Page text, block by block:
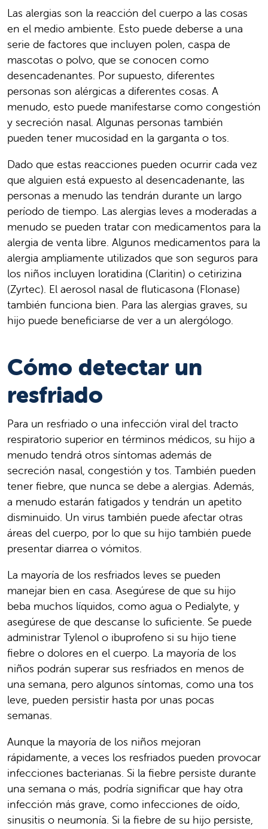
Las alergias son la reacción del cuerpo a las cosas
en el medio ambiente. Esto puede deberse a una
serie de factores que incluyen polen, caspa de
mascotas o polvo, que se conocen como
desencadenantes. Por supuesto, diferentes
personas son alérgicas a diferentes cosas. A
menudo, esto puede manifestarse como congestión
y secreción nasal. Algunas personas también
pueden tener mucosidad en la garganta o tos.
Dado que estas reacciones pueden ocurrir cada vez
que alguien está expuesto al desencadenante, las
personas a menudo las tendrán durante un largo
período de tiempo. Las alergias leves a moderadas a
menudo se pueden tratar con medicamentos para la
alergia de venta libre. Algunos medicamentos para la
alergia ampliamente utilizados que son seguros para
los niños incluyen loratidina (Claritin) o cetirizina
(Zyrtec). El aerosol nasal de fluticasona (Flonase)
también funciona bien. Para las alergias graves, su
hijo puede beneficiarse de ver a un alergólogo.
Cómo detectar un
resfriado
Para un resfriado o una infección viral del tracto
respiratorio superior en términos médicos, su hijo a
menudo tendrá otros síntomas además de
secreción nasal, congestión y tos. También pueden
tener fiebre, que nunca se debe a alergias. Además,
a menudo estarán fatigados y tendrán un apetito
disminuido. Un virus también puede afectar otras
áreas del cuerpo, por lo que su hijo también puede
presentar diarrea o vómitos.
La mayoría de los resfriados leves se pueden
manejar bien en casa. Asegúrese de que su hijo
beba muchos líquidos, como agua o Pedialyte, y
asegúrese de que descanse lo suficiente. Se puede
administrar Tylenol o ibuprofeno si su hijo tiene
fiebre o dolores en el cuerpo. La mayoría de los
niños podrán superar sus resfriados en menos de
una semana, pero algunos síntomas, como una tos
leve, pueden persistir hasta por unas pocas
semanas.
Aunque la mayoría de los niños mejoran
rápidamente, a veces los resfriados pueden provocar
infecciones bacterianas. Si la fiebre persiste durante
una semana o más, podría significar que hay otra
infección más grave, como infecciones de oído,
sinusitis o neumonía. Si la fiebre de su hijo persiste,